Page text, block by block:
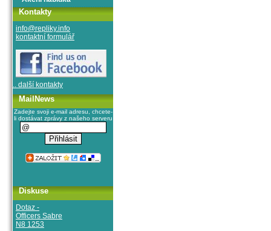
Kontakty
info@repliky.info
kontaktní formulář
.. další kontakty
MailNews
Zadejte svoji e-mail adresu, chcete-
li dostávat zprávy z našeho serveru
Diskuse
Dotaz -
Officers Sabre
N8 1253